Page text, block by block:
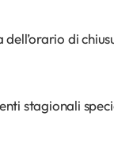
dell’orario di
stagionali